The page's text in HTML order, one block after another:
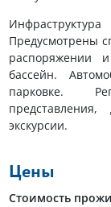
Предусмотрены
распоряжении
бассейн.
парковке.
экскурсии.
Цены
Стоимость